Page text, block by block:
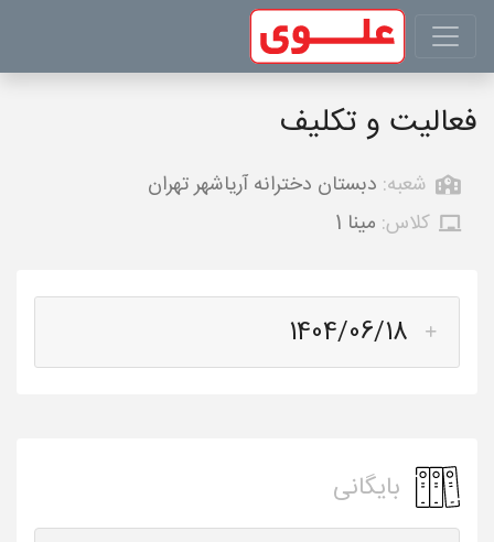
فعالیت و تکلیف
شعبه: دبستان دخترانه آریاشهر تهران
کلاس: مینا 1
1404/06/18
بایگانی